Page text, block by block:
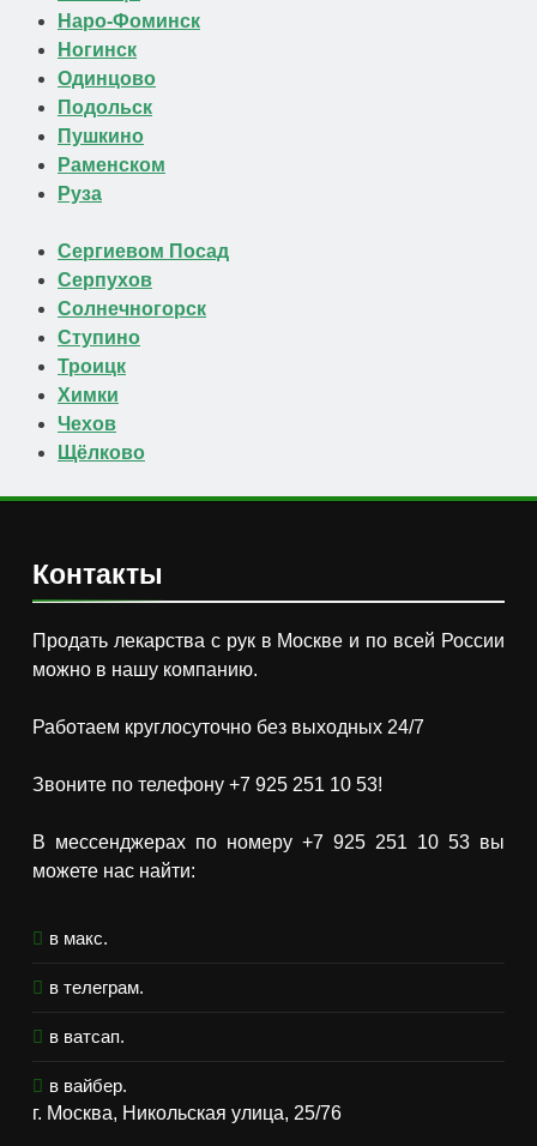
Наро-Фоминск
Ногинск
Одинцово
Подольск
Пушкино
Раменском
Руза
Сергиевом Посад
Серпухов
Солнечногорск
Ступино
Троицк
Химки
Чехов
Щёлково
Контакты
Продать лекарства с рук в Москве и по всей России
можно в нашу компанию.
Работаем круглосуточно без выходных 24/7
Звоните по телефону +7 925 251 10 53!
В мессенджерах по номеру +7 925 251 10 53 вы
можете нас найти:
в макс.
в телеграм.
в ватсап.
в вайбер.
г. Москва, Никольская улица, 25/76